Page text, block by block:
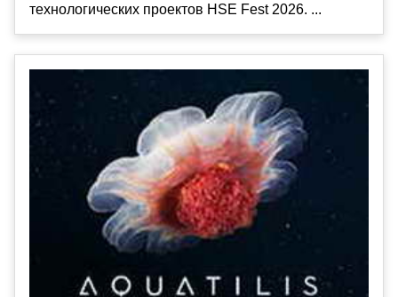
технологических проектов HSE Fest 2026. ...